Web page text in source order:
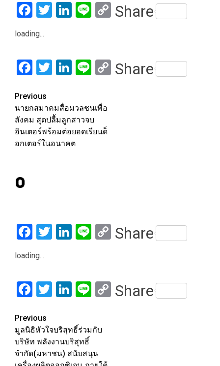
Facebook
Twitter
LinkedIn
LineCopy
Share
loading...
Facebook
Twitter
LinkedIn
LineCopy
Share
Post
navigation
Previous
นายกสมาคมสื่อมวลชนเพื่อ
สังคม สุดปลื้มลูกสาวจบ
อินเตอร์พร้อมต่อยอดเรียนด็
อกเตอร์ในอนาคต
0
Facebook
Twitter
LinkedIn
LineCopy
Share
loading...
Facebook
Twitter
LinkedIn
LineCopy
Share
Post
navigation
Previous
มูลนิธิหัวใจบริสุทธิ์ร่วมกับ
บริษัท พลังงานบริสุทธิ์
จำกัด(มหาชน) สนับสนุน